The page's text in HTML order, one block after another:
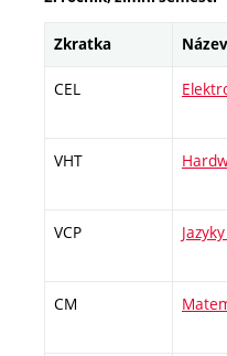
Zkratka Název
CEL
VHT
VCP
CM